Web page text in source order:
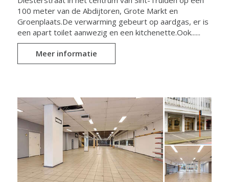
100 meter van de Abdijtoren, Grote Markt en
Groenplaats.De verwarming gebeurt op aardgas, er is
een apart toilet aanwezig en een kitchenette.Ook......
Meer informatie